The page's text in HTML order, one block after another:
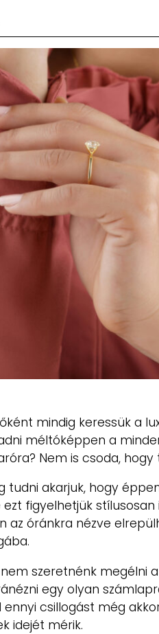
ZENE
MÉDIAAJÁNLAT
IMPRESSZUM
PR-ARCHÍVUM
ADATKEZELÉSI
TÁJÉKOZTATÓ
mindig keressük a
méltóképpen a
Nem is csoda,
tudni akarjuk, hogy
figyelhetjük stílusosan
az óránkra nézve
szeretnénk megélni
egy olyan
csillogást még
idejét mérik.